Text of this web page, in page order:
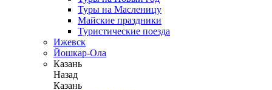
Туры на Масленицу
Майские праздники
Туристические поезда
Ижевск
Йошкар-Ола
Казань
Назад
Казань